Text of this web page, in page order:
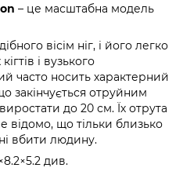
– це масштабна модель
вісім ніг, і його легко
і вузького
часто носить характерний
закінчується отруйним
до 20 см. Їх отрута
відомо, що тільки близько
вбити людину.
див.